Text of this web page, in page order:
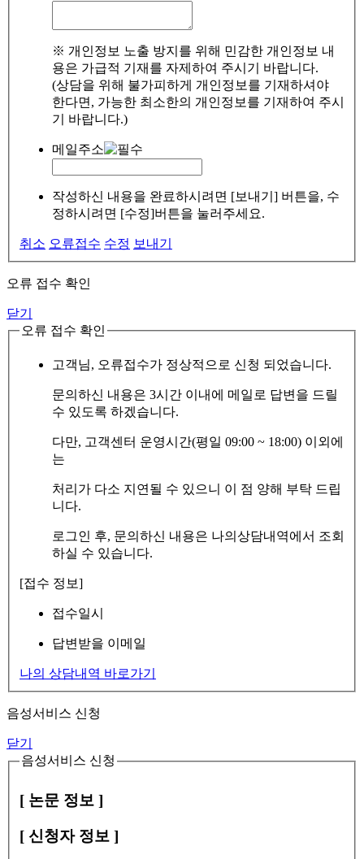
※ 개인정보 노출 방지를 위해 민감한 개인정보 내
용은 가급적 기재를 자제하여 주시기 바랍니다.
(상담을 위해 불가피하게 개인정보를 기재하셔야
한다면, 가능한 최소한의 개인정보를 기재하여 주시
기 바랍니다.)
메일주소
작성하신 내용을 완료하시려면 [보내기] 버튼을, 수
정하시려면 [수정]버튼을 눌러주세요.
취소 오류접수 수정 보내기
오류 접수 확인
닫기
오류 접수 확인
고객님, 오류접수가 정상적으로 신청 되었습니다.
문의하신 내용은 3시간 이내에 메일로 답변을 드릴
수 있도록 하겠습니다.
다만, 고객센터 운영시간(평일 09:00 ~ 18:00) 이외에
는
처리가 다소 지연될 수 있으니 이 점 양해 부탁 드립
니다.
로그인 후, 문의하신 내용은 나의상담내역에서 조회
하실 수 있습니다.
[접수 정보]
접수일시
답변받을 이메일
나의 상담내역 바로가기
음성서비스 신청
닫기
음성서비스 신청
[ 논문 정보 ]
[ 신청자 정보 ]